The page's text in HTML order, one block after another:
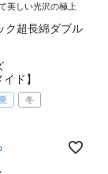
美しい光沢の極上
ク超長綿ダブル
ド】
冬